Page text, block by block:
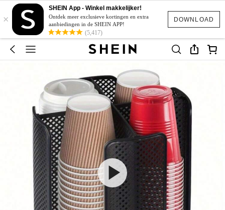
DOWNLOAD
×
SHEIN App - Winkel makkelijker!
Ontdek meer exclusieve kortingen en extra
aanbiedingen in de SHEIN APP!
(5,417)